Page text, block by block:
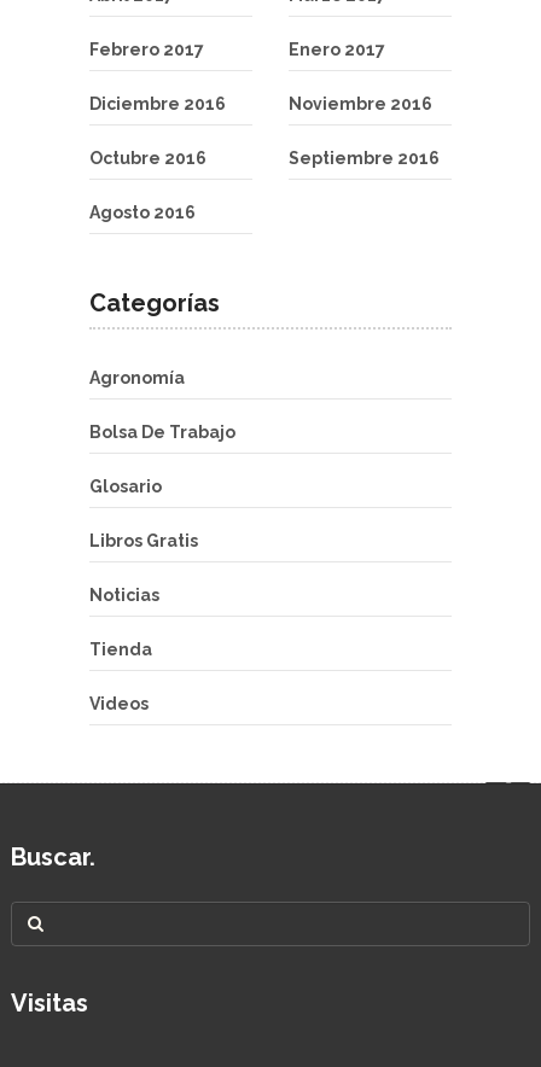
Febrero 2017 Enero 2017
Diciembre 2016 Noviembre 2016
Octubre 2016 Septiembre 2016
Agosto 2016
Categorías
Agronomía
Bolsa De Trabajo
Glosario
Libros Gratis
Noticias
Tienda
Videos
Buscar.
Visitas